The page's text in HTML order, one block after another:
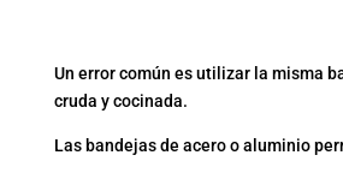
Un error común es utilizar la misma
cruda y cocinada.
Las bandejas de acero o aluminio